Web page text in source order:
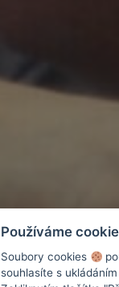
Používáme
Soubory cookies
souhlasíte s